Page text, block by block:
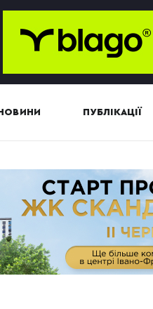
НОВИНИ ПУБЛІКАЦІЇ